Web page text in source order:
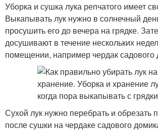
Уборка и сушка лука репчатого имеет
Выкапывать лук нужно в солнечный
просушить его до вечера на грядке.
досушивают в течение нескольких
помещении, например чердак садового
Сухой лук нужно перебрать и обрезать
после сушки на чердаке садового